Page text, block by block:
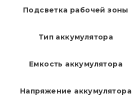
Подсветка рабочей зоны
Тип аккумулятора
Емкость аккумулятора
Напряжение аккумулятора